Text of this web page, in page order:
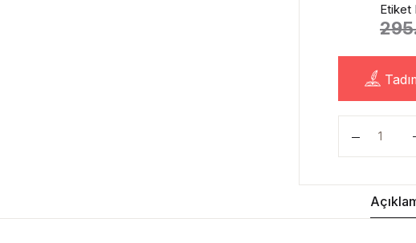
Etiket